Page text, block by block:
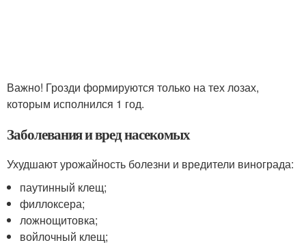
Важно! Грозди формируются только на тех лозах,
которым исполнился 1 год.
Заболевания и вред насекомых
Ухудшают урожайность болезни и вредители винограда:
паутинный клещ;
филлоксера;
ложнощитовка;
войлочный клещ;